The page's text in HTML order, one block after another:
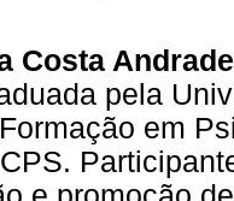
Costa Andrade
pela
em